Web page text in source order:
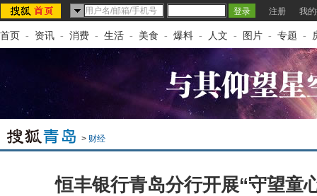
注册 我
首页 - 资讯 - 消费 - 生活 - 美食 - 爆料 - 人文 - 图片 - 专题 -
> 财经
恒丰银行青岛分行开展“守望童